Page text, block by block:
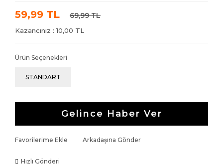
59,99 TL 69,99 TL
Kazancınız : 10,00 TL
Ürün Seçenekleri
STANDART
Gelince Haber Ver
Favorilerime Ekle Arkadaşına Gönder
Hızlı Gönderi